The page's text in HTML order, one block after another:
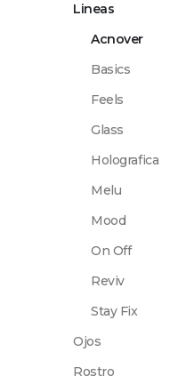
Lineas
Acnover
Basics
Feels
Glass
Holografica
Melu
Mood
On Off
Reviv
Stay Fix
Ojos
Rostro